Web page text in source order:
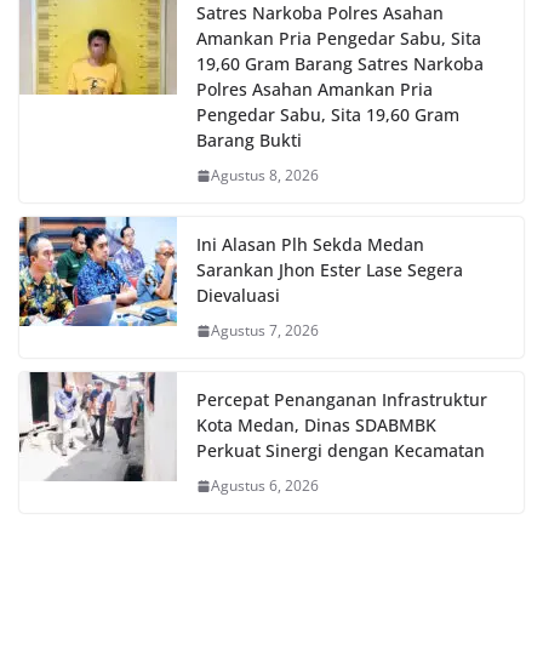
Satres Narkoba Polres Asahan
Amankan Pria Pengedar Sabu, Sita
19,60 Gram Barang Satres Narkoba
Polres Asahan Amankan Pria
Pengedar Sabu, Sita 19,60 Gram
Barang Bukti
Agustus 8, 2026
Ini Alasan Plh Sekda Medan
Sarankan Jhon Ester Lase Segera
Dievaluasi
Agustus 7, 2026
Percepat Penanganan Infrastruktur
Kota Medan, Dinas SDABMBK
Perkuat Sinergi dengan Kecamatan
Agustus 6, 2026